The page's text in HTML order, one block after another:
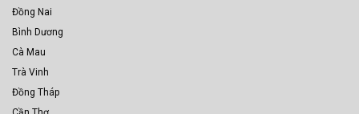
Đồng Nai
Bình Dương
Cà Mau
Trà Vinh
Đồng Tháp